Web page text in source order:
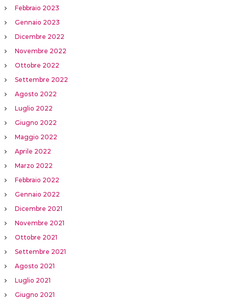
Febbraio 2023
Gennaio 2023
Dicembre 2022
Novembre 2022
Ottobre 2022
Settembre 2022
Agosto 2022
Luglio 2022
Giugno 2022
Maggio 2022
Aprile 2022
Marzo 2022
Febbraio 2022
Gennaio 2022
Dicembre 2021
Novembre 2021
Ottobre 2021
Settembre 2021
Agosto 2021
Luglio 2021
Giugno 2021